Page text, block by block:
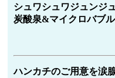
シュワシュワジュンジ
炭酸泉&マイクロバブ
ハンカチのご用意を涙